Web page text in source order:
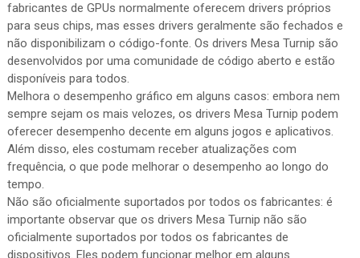
fabricantes de GPUs normalmente oferecem drivers próprios
para seus chips, mas esses drivers geralmente são fechados e
não disponibilizam o código-fonte. Os drivers Mesa Turnip são
desenvolvidos por uma comunidade de código aberto e estão
disponíveis para todos.
Melhora o desempenho gráfico em alguns casos: embora nem
sempre sejam os mais velozes, os drivers Mesa Turnip podem
oferecer desempenho decente em alguns jogos e aplicativos.
Além disso, eles costumam receber atualizações com
frequência, o que pode melhorar o desempenho ao longo do
tempo.
Não são oficialmente suportados por todos os fabricantes: é
importante observar que os drivers Mesa Turnip não são
oficialmente suportados por todos os fabricantes de
dispositivos. Eles podem funcionar melhor em alguns